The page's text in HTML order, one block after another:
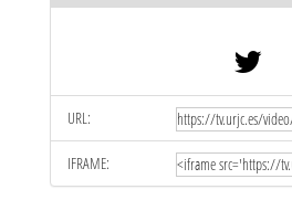
URL:
IFRAME: